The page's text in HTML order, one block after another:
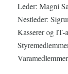
Leder: Magni
Nestleder:
Kasserer og